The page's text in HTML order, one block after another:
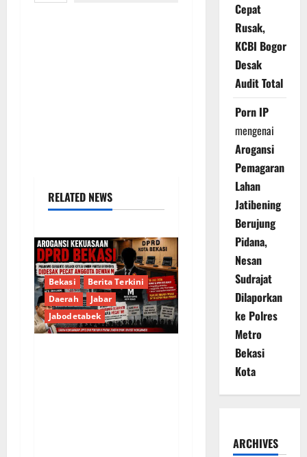
RELATED NEWS
Bekasi
Berita Terkini
Daerah
Jabar
Jabodetabek
Cepat
Rusak,
KCBI Bogor
Desak
Audit Total
Porn IP
mengenai
Arogansi
Pemagaran
Lahan
Jatibening
Berujung
Pidana,
Nesan
Sudrajat
Dilaporkan
ke Polres
Metro
Bekasi
Kota
ARCHIVES